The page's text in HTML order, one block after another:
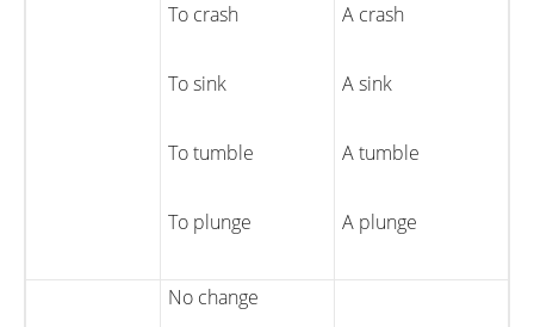
To crash
To sink
To tumble
To plunge
A crash
A sink
A tumble
A plunge
No change